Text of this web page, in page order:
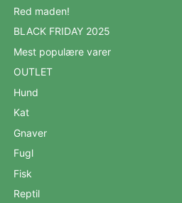
Red maden!
BLACK FRIDAY 2025
Mest populære varer
OUTLET
Hund
Kat
Gnaver
Fugl
Fisk
Reptil